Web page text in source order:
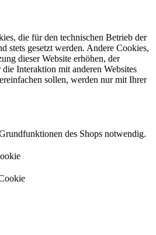
die für den technischen Betrieb der
stets gesetzt werden. Andere Cookies,
dieser Website erhöhen, der
Interaktion mit anderen Websites
sollen, werden nur mit Ihrer
des Shops notwendig.